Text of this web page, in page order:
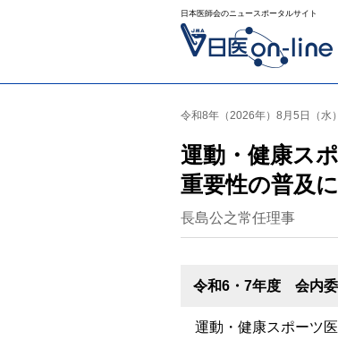
日本医師会のニュースポータルサイト
令和8年（2026年）8月5日（水
運動・健康ス
重要性の普及
長島公之常任理事
令和6・7年度 会内
運動・健康スポーツ